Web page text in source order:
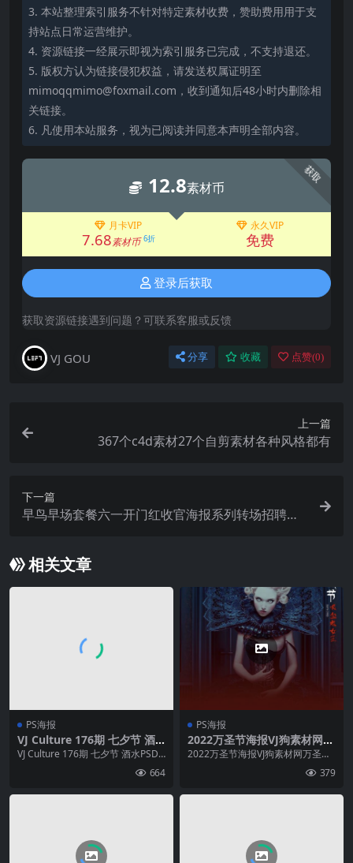
3. 本站整理索引服务不针对特定素材收费，赞助费用用于支
持站点日常运营维护。
4. 资源链接一经展示即视为索引服务已完成，不支持退还。
5. 版权方认为链接侵犯权益，请发送权属证明至
mimoqqmimo@foxmail.com，收到通知后48小时内删除相
关链接。
6. 凡使用本站服务，视为已阅读并同意本声明全部内容。
获取
12.8素材币
月卡VIP
7.68素材币 6折
永久VIP
免费
登录后获取
获取资源链接遇到问题？可联系客服或反馈
VJ GOU 分享 收藏 点赞(0)
上一篇
367个c4d素材27个自剪素材各种风格都有
下一篇
早鸟早场套餐六一开门红收官海报系列转场招聘节
相关文章
PS海报
VJ Culture 176期 七夕节 酒
水PSD海报
VJ Culture 176期 七夕节 酒水PSD
664
PS海报
2022万圣节海报VJ狗素材网万
圣节海报
2022万圣节海报VJ狗素材网万圣节
379